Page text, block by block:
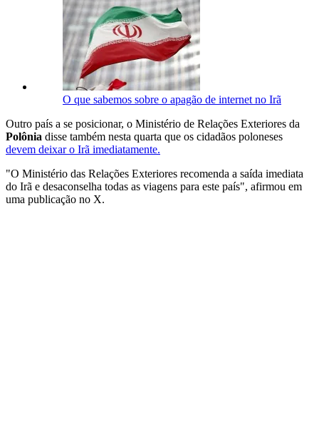
O que sabemos sobre o apagão de internet no Irã
Outro país a se posicionar, o Ministério de Relações Exteriores da
Polônia disse também nesta quarta que os cidadãos poloneses
devem deixar o Irã imediatamente.
"O Ministério das Relações Exteriores recomenda a saída imediata
do Irã e desaconselha todas as viagens para este país", afirmou em
uma publicação no X.